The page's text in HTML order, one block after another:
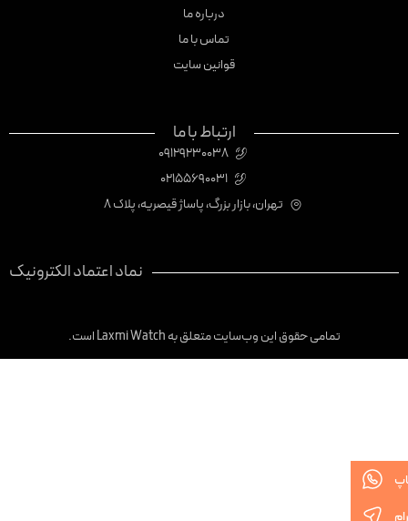
درباره ما
تماس با ما
قوانین سایت
ارتباط با ما
09129230038
02155690031
تهران، بازار بزرگ، پاساژ قیصریه، پلاک 8
نماد اعتماد الکترونیک
تمامی حقوق این وب‌سایت متعلق به Laxmi Watch است.